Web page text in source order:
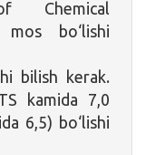
Chemical
mos bo‘lishi
bilish kerak.
kamida 7,0
6,5) bo‘lishi